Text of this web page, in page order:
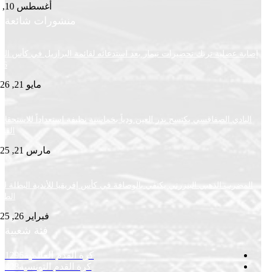
أغسطس 10, 2026
منشورات شائعة
تربك تحضيرات نيمار بعد استدعائه لقائمة البرازيل في كأس العالم
الصفاقسي يكتسح بدر العين ودياً بخماسية نظيفة استعداداً للاستحقاقات
الذهبي البنزرتي يكتفي بالوصافة في كأس إفريقيا للأندية البطلة لكرة
فئة شعبية
كرة القدم العالمية
1296
كرة القدم التونسية
428